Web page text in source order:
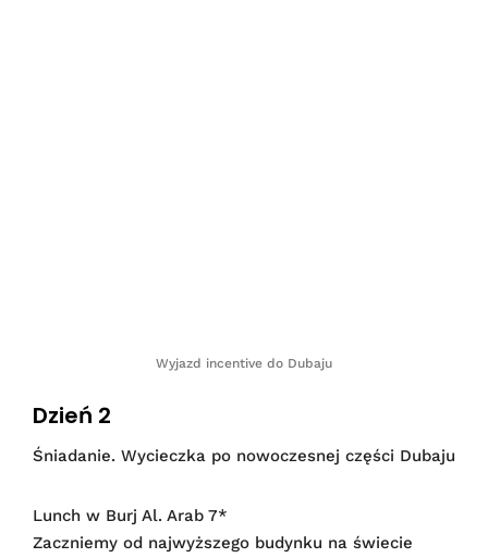
Wyjazd incentive do Dubaju
Dzień 2
Śniadanie. Wycieczka po nowoczesnej części Dubaju
Lunch w Burj Al. Arab 7*
Zaczniemy od najwyższego budynku na świecie